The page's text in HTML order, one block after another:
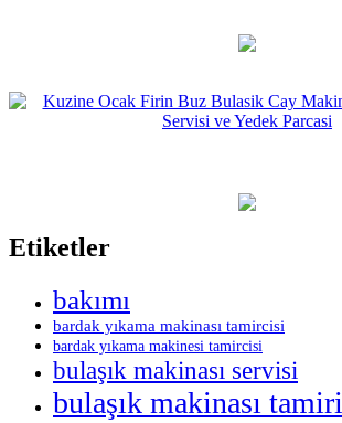
Etiketler
bakımı
bardak yıkama makinası tamircisi
bardak yıkama makinesi tamircisi
bulaşık makinası servisi
bulaşık makinası tamiri